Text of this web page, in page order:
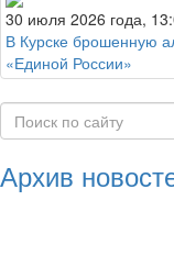
30 июля 2026 года,
В Курске брошенную
«Единой России»
Архив